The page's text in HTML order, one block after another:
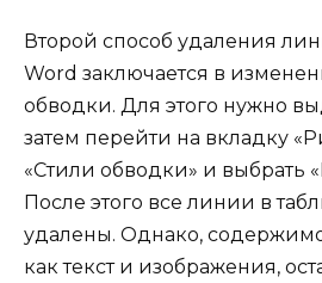
Второй способ удаления
Word заключается в
обводки. Для этого нужно
затем перейти на вкладку
«Стили обводки» и выбрать
После этого все линии в
удалены. Однако,
как текст и изображения,